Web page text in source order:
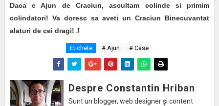
Daca e Ajun de Craciun, ascultam colinde si primim
colindatori! Va doresc sa aveti un Craciun Binecuvantat
alaturi de cei dragi! J
Etichete # Ajun # Case
Despre Constantin Hriban
Sunt un blogger, web designer și content